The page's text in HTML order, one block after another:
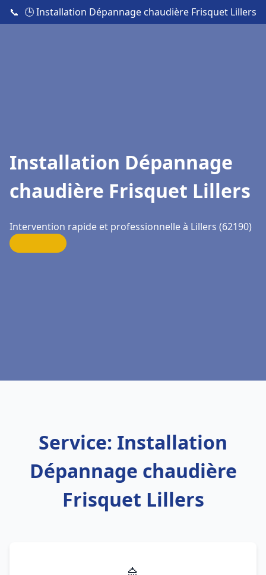
📞 🕒 Installation Dépannage chaudière Frisquet Lillers
Installation Dépannage
chaudière Frisquet Lillers
Intervention rapide et professionnelle à Lillers (62190)
Service: Installation
Dépannage chaudière
Frisquet Lillers